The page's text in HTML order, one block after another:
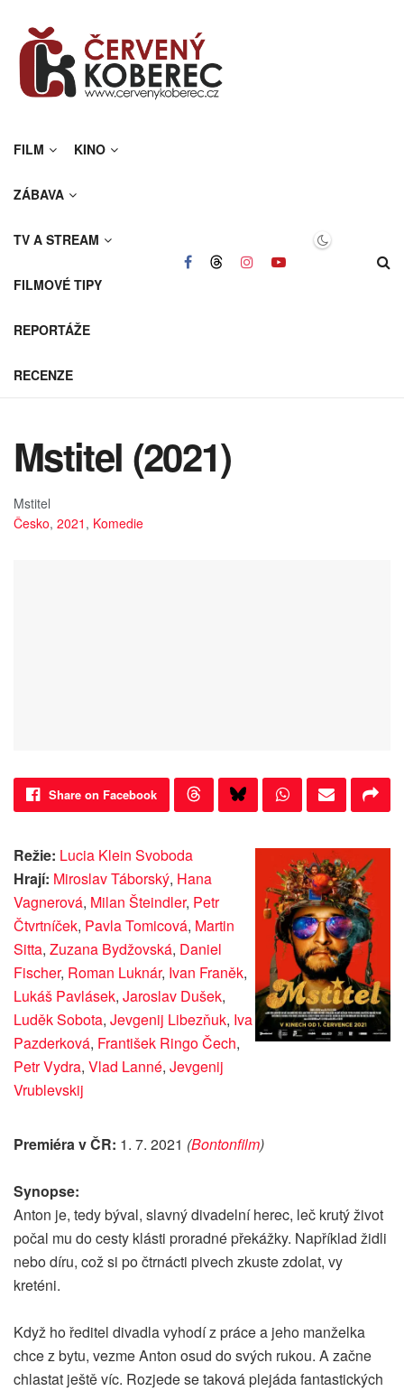
FILM KINO
ZÁBAVA
TV A STREAM
FILMOVÉ TIPY
REPORTÁŽE
RECENZE
Mstitel (2021)
Mstitel
Česko, 2021 , Komedie
Share on Facebook
Režie: Lucia Klein Svoboda
Hrají: Miroslav Táborský, Hana
Vagnerová, Milan Šteindler, Petr
Čtvrtníček, Pavla Tomicová, Martin
Sitta, Zuzana Bydžovská, Daniel
Fischer, Roman Luknár, Ivan Franěk,
Lukáš Pavlásek, Jaroslav Dušek,
Luděk Sobota, Jevgenij Libezňuk, Iva
Pazderková, František Ringo Čech,
Petr Vydra, Vlad Lanné, Jevgenij
Vrublevskij
Premiéra v ČR: 1. 7. 2021 (Bontonfilm)
Synopse:
Anton je, tedy býval, slavný divadelní herec, leč krutý život
počal mu do cesty klásti proradné překážky. Například židli
nebo díru, což si po čtrnácti pivech zkuste zdolat, vy
kreténi.
Když ho ředitel divadla vyhodí z práce a jeho manželka
chce z bytu, vezme Anton osud do svých rukou. A začne
chlastat ještě víc. Rozjede se taková plejáda fantastických